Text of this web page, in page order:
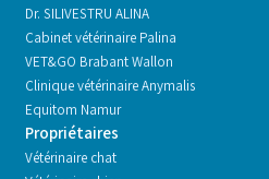
Dr. SILIVESTRU ALINA
Cabinet vétérinaire Palina
VET&GO Brabant Wallon
Clinique vétérinaire Anymalis
Equitom Namur
Propriétaires
Vétérinaire chat